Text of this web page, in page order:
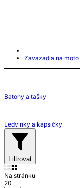
Zavazadla na moto
Batohy a tašky
Ledvinky a kapsičky
Filtrovat
Na stránku
20